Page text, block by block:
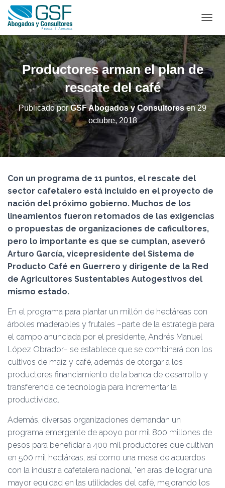
A
M
B
I
A
R
M
O
D
O
D
E
N
A
G
I
Productores arman el plan de
rescate del café
Publicado porGSF Abogados y Consultoresen29
octubre, 2018
Con un programa de 11 puntos, el rescate del
sector cafetalero está incluido en el proyecto de
nación del próximo gobierno. Muchos de los
lineamientos fueron retomados de las exigencias
o propuestas de organizaciones de caficultores,
pero lo importante es que se cumplan, aseveró
Arturo García, vicepresidente del Sistema de
Producto Café en Guerrero y dirigente de la Red
de Agricultores Sustentables Autogestivos del
mismo estado.
En el programa para plantar un millón de hectáreas con
árboles maderables y frutales –parte de la estrategia para
el campo anunciada por el presidente, Andrés Manuel
López Obrador– se establece que se combinará con los
cultivos de maíz y café, además de otorgar a los
productores financiamiento de la banca de desarrollo y
transferencia de tecnología para incrementar la
productividad.
Además, diversas organizaciones demandan un
programa emergente de apoyo por mil 800 millones de
pesos para beneficiar a 400 mil productores que cultivan
en 500 mil hectáreas, así como una mesa de acuerdos
con la industria cafetalera nacional, en aras de lograr una
mayor equidad en las utilidades del café, mejorando los